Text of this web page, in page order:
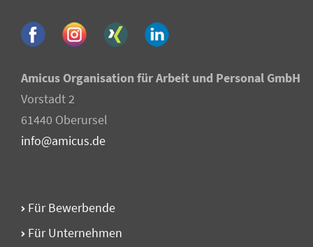
Amicus Organisation für Arbeit und Personal GmbH
Vorstadt 2
61440 Oberursel
info@amicus.de
Für Bewerbende
Für Unternehmen